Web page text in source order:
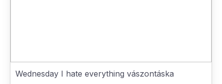
Wednesday I hate everything vászontáska